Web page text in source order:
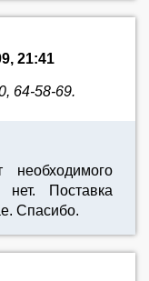
21:41
64-58-69.
Поставка
Спасибо.